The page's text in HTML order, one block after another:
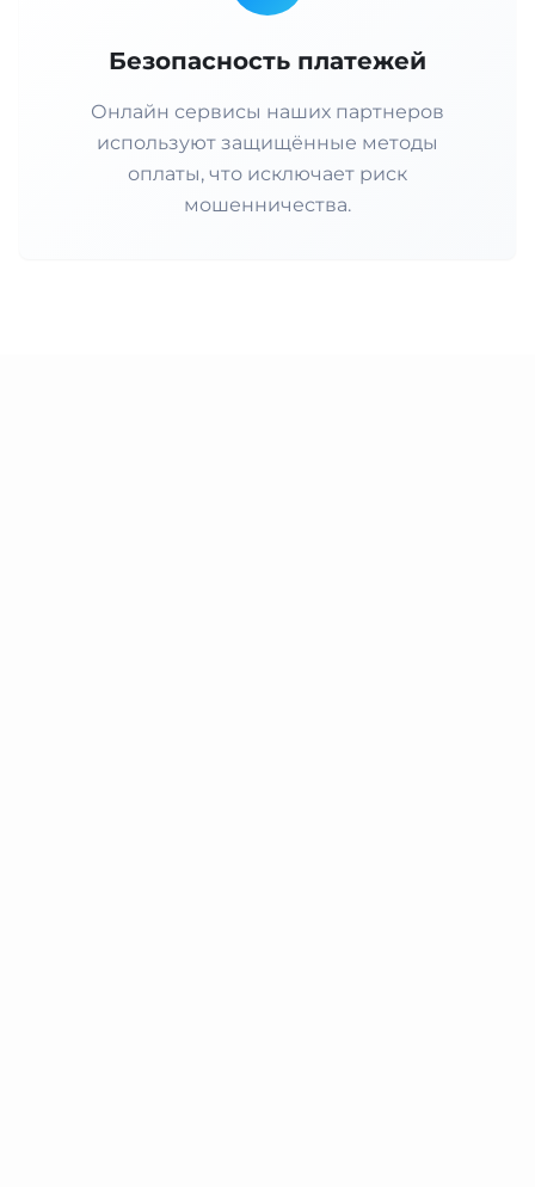
Безопасность платежей
Онлайн сервисы наших партнеров
используют защищённые методы
оплаты, что исключает риск
мошенничества.